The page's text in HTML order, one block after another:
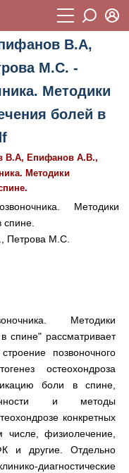
помощи
В.А,
М.С. -
Методики
болей в
В.А, Епифанов А.В.,
Методики
Методики
Петрова М.С.
Методики
спине" рассматривает
позвоночного
остеохондроза
боли в спине,
и методы
конкретных
числе, физиолечение,
и другие. Отдельно
диагностические